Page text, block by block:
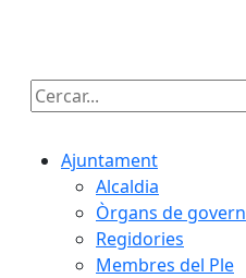
Cercar:
Ajuntament
Alcaldia
Òrgans de govern
Regidories
Membres del Ple